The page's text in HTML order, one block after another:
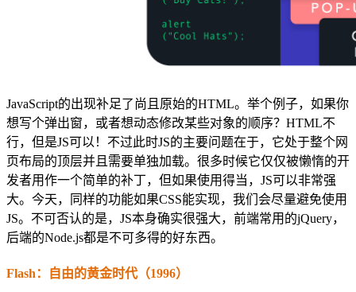
JavaScript的出现补足了尚且原始的HTML。举个例子，如果你
想写个弹出窗，或者想动态修改某些对象的顺序？HTML不
行，但是JS可以！不过此时JS的主要问题在于，它处于整个网
页布局的顶层并且需要单独加载。很多时候它仅仅被懒惰的开
发者用作一个简单的补丁，但如果使用得当，JS可以非常强
大。今天，同样的功能如果CSS能实现，我们会尽量避免使用
JS。不可否认的是，JS本身确实很强大，前端常用的jQuery，
后端的Node.js都是不可多得的好东西。
Flash：自由的黄金时代（1996）